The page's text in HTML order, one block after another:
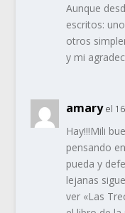
Aunque
escritos:
otros
y mi
amary el
Hay!!!Mili
pensando
pueda y
lejanas
ver «Las